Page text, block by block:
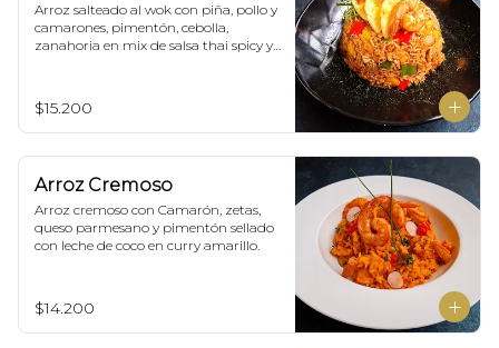
Arroz salteado al wok con piña, pollo y
camarones, pimentón, cebolla,
zanahoria en mix de salsa thai spicy y
$15.200
Arroz Cremoso
Arroz cremoso con Camarón, zetas,
queso parmesano y pimentón sellado
con leche de coco en curry amarillo.
$14.200